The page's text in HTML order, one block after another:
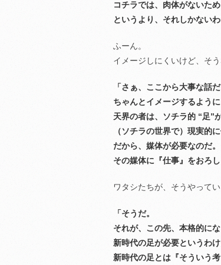
コチラでは、肉体がないた
というより、それしかないわ
ふーん。
イメージしにくいけど、そう
「さぁ、ここから大事な話だ
ちゃんとイメージするように
天界の者は、ソチラ的 “足”
（ソチラの世界で）現実的
だから、媒体が必要なのだ。
その媒体に『仕事』をおろ
ワタシたちが、そうやって
「そうだ。
それが、この先、本格的にな
新時代の足が必要というわけ
新時代の足とは『そういう